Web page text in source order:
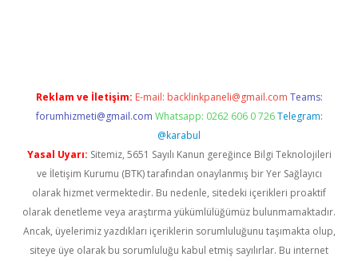
Reklam ve İletişim: E-mail: backlinkpaneli@gmail.com Teams:
forumhizmeti@gmail.com Whatsapp: 0262 606 0 726 Telegram:
@karabul
Yasal Uyarı: Sitemiz, 5651 Sayılı Kanun gereğince Bilgi Teknolojileri
ve İletişim Kurumu (BTK) tarafından onaylanmış bir Yer Sağlayıcı
olarak hizmet vermektedir. Bu nedenle, sitedeki içerikleri proaktif
olarak denetleme veya araştırma yükümlülüğümüz bulunmamaktadır.
Ancak, üyelerimiz yazdıkları içeriklerin sorumluluğunu taşımakta olup,
siteye üye olarak bu sorumluluğu kabul etmiş sayılırlar. Bu internet